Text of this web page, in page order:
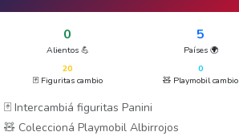
0
Alientos 💪
5
Países 🌍
20
🃏 Figuritas cambio
0
🧸 Playmobil cambio
🃏 Intercambiá figuritas Panini
🧸 Coleccioná Playmobil Albirrojos